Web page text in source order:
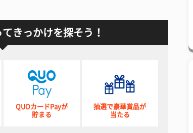
きっかけを探そう！
QUOカードPayが
貯まる
抽選で豪華賞品が
当たる